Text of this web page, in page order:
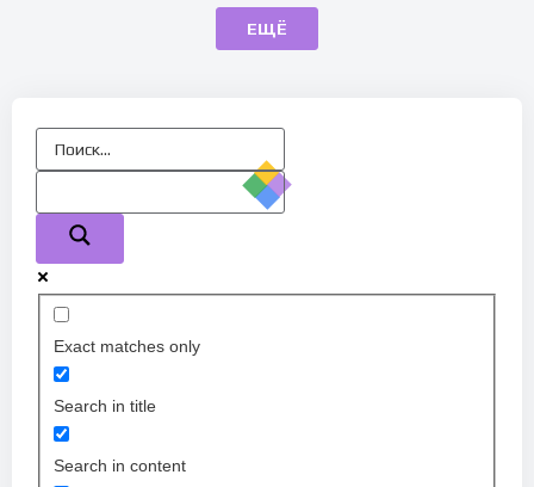
ЕЩЁ
Exact matches only
Search in title
Search in content